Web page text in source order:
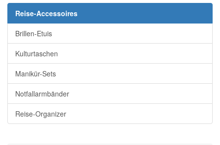
Reise-Accessoires
Brillen-Etuis
Kulturtaschen
Manikür-Sets
Notfallarmbänder
Reise-Organizer